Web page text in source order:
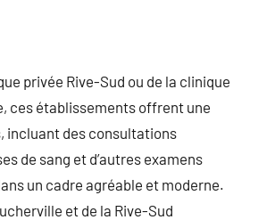
privée Rive-Sud ou de la clinique
ces établissements offrent une
incluant des consultations
de sang et d’autres examens
un cadre agréable et moderne.
et de la Rive-Sud